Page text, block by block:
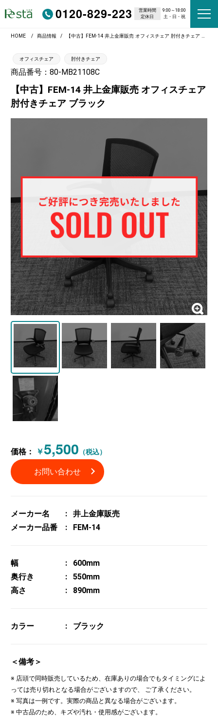
0120-829-223 営業時間
9:00～18:00
定休日
土・日・祝
HOME 商品情報 【中古】FEM-14 井上金庫販売 オフィスチェア 肘付きチェア ブラック
オフィスチェア 肘付きチェア
商品番号：80-MB21108C
【中古】FEM-14 井上金庫販売 オフィスチェア
肘付きチェア ブラック
価格： ￥5,500 （税込）
お問い合わせ
メーカー名
井上金庫販売
メーカー品番
FEM-14
幅
600mm
奥行き
550mm
高さ
890mm
カラー ブラック
＜備考＞
※ 店頭で同時販売しているため、在庫ありの場合でもタイミングによ
っては売り切れとなる場合がございますので、 ご了承ください。
※ 写真は一例です。実際の商品と異なる場合がございます。
※ 中古品のため、キズや汚れ・使用感がございます。